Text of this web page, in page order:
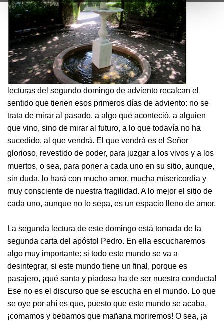
lecturas del segundo domingo de adviento recalcan el
sentido que tienen esos primeros días de adviento: no se
trata de mirar al pasado, a algo que aconteció, a alguien
que vino, sino de mirar al futuro, a lo que todavía no ha
sucedido, al que vendrá. El que vendrá es el Señor
glorioso, revestido de poder, para juzgar a los vivos y a los
muertos, o sea, para poner a cada uno en su sitio, aunque,
sin duda, lo hará con mucho amor, mucha misericordia y
muy consciente de nuestra fragilidad. A lo mejor el sitio de
cada uno, aunque no lo sepa, es un espacio lleno de amor.
La segunda lectura de este domingo está tomada de la
segunda carta del apóstol Pedro. En ella escucharemos
algo muy importante: si todo este mundo se va a
desintegrar, si este mundo tiene un final, porque es
pasajero, ¡qué santa y piadosa ha de ser nuestra conducta!
Ese no es el discurso que se escucha en el mundo. Lo que
se oye por ahí es que, puesto que este mundo se acaba,
¡comamos y bebamos que mañana moriremos! O sea, ¡a